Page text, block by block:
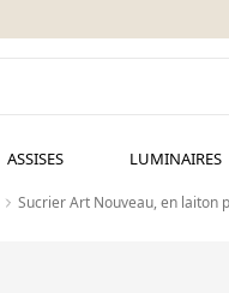
ASSISES LUMINAIRES
Sucrier Art Nouveau, en laiton